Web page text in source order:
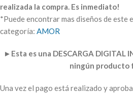
realizada la compra. Es inmediato!
*Puede encontrar mas diseños de este
categoría: AMOR
► Esta es una DESCARGA DIGITAL
ningún producto
Una vez el pago está realizado y